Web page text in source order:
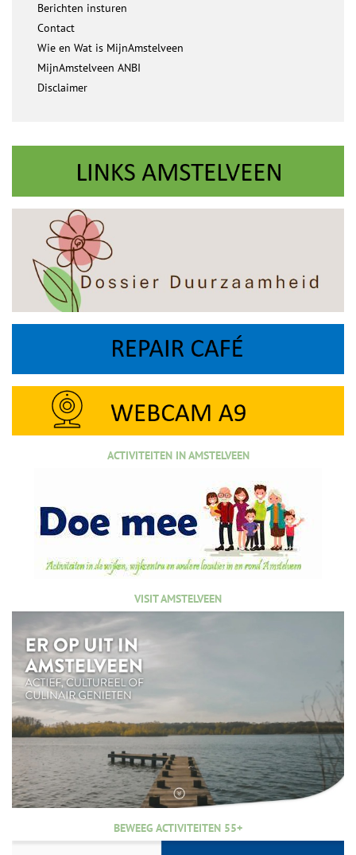
Berichten insturen
Contact
Wie en Wat is MijnAmstelveen
MijnAmstelveen ANBI
Disclaimer
ACTIVITEITEN IN AMSTELVEEN
VISIT AMSTELVEEN
BEWEEG ACTIVITEITEN 55+